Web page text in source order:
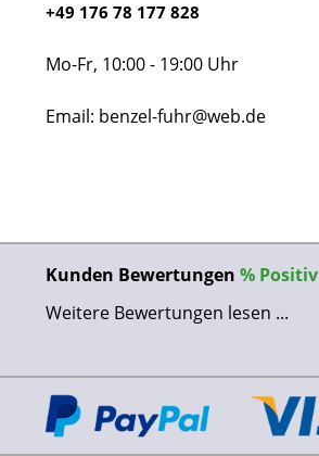
+49 176 78 177 828
Mo-Fr, 10:00 - 19:00 Uhr
Email: benzel-fuhr@web.de
Kunden Bewertungen % Positiv
Weitere Bewertungen lesen ...